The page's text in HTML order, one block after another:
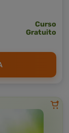
Curso
Gratuito